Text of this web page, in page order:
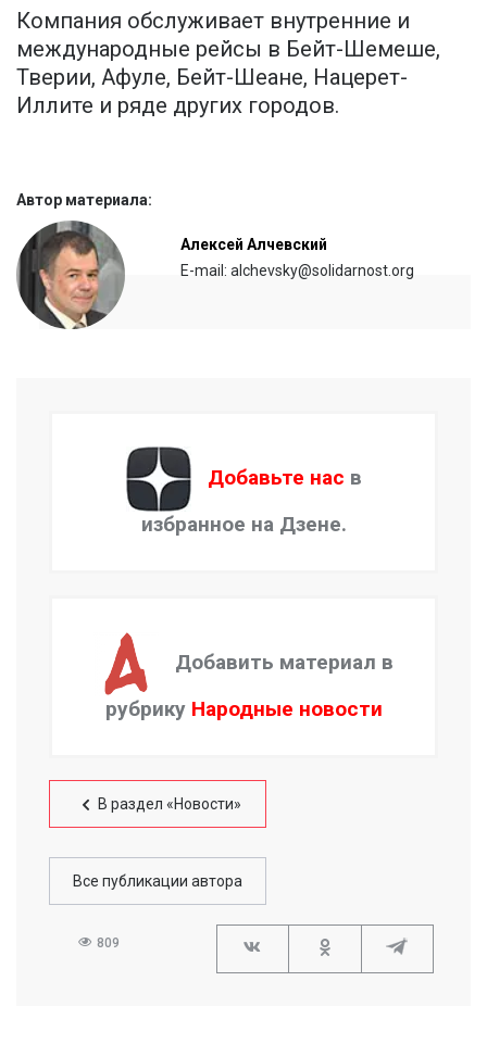
Компания обслуживает внутренние и
международные рейсы в Бейт-Шемеше,
Тверии, Афуле, Бейт-Шеане, Нацерет-
Иллите и ряде других городов.
Автор материала:
Алексей Алчевский
E-mail: alchevsky@solidarnost.org
Добавьте нас в
избранное на Дзене.
Добавить материал в
рубрику Народные новости
В раздел «Новости»
Все публикации автора
809